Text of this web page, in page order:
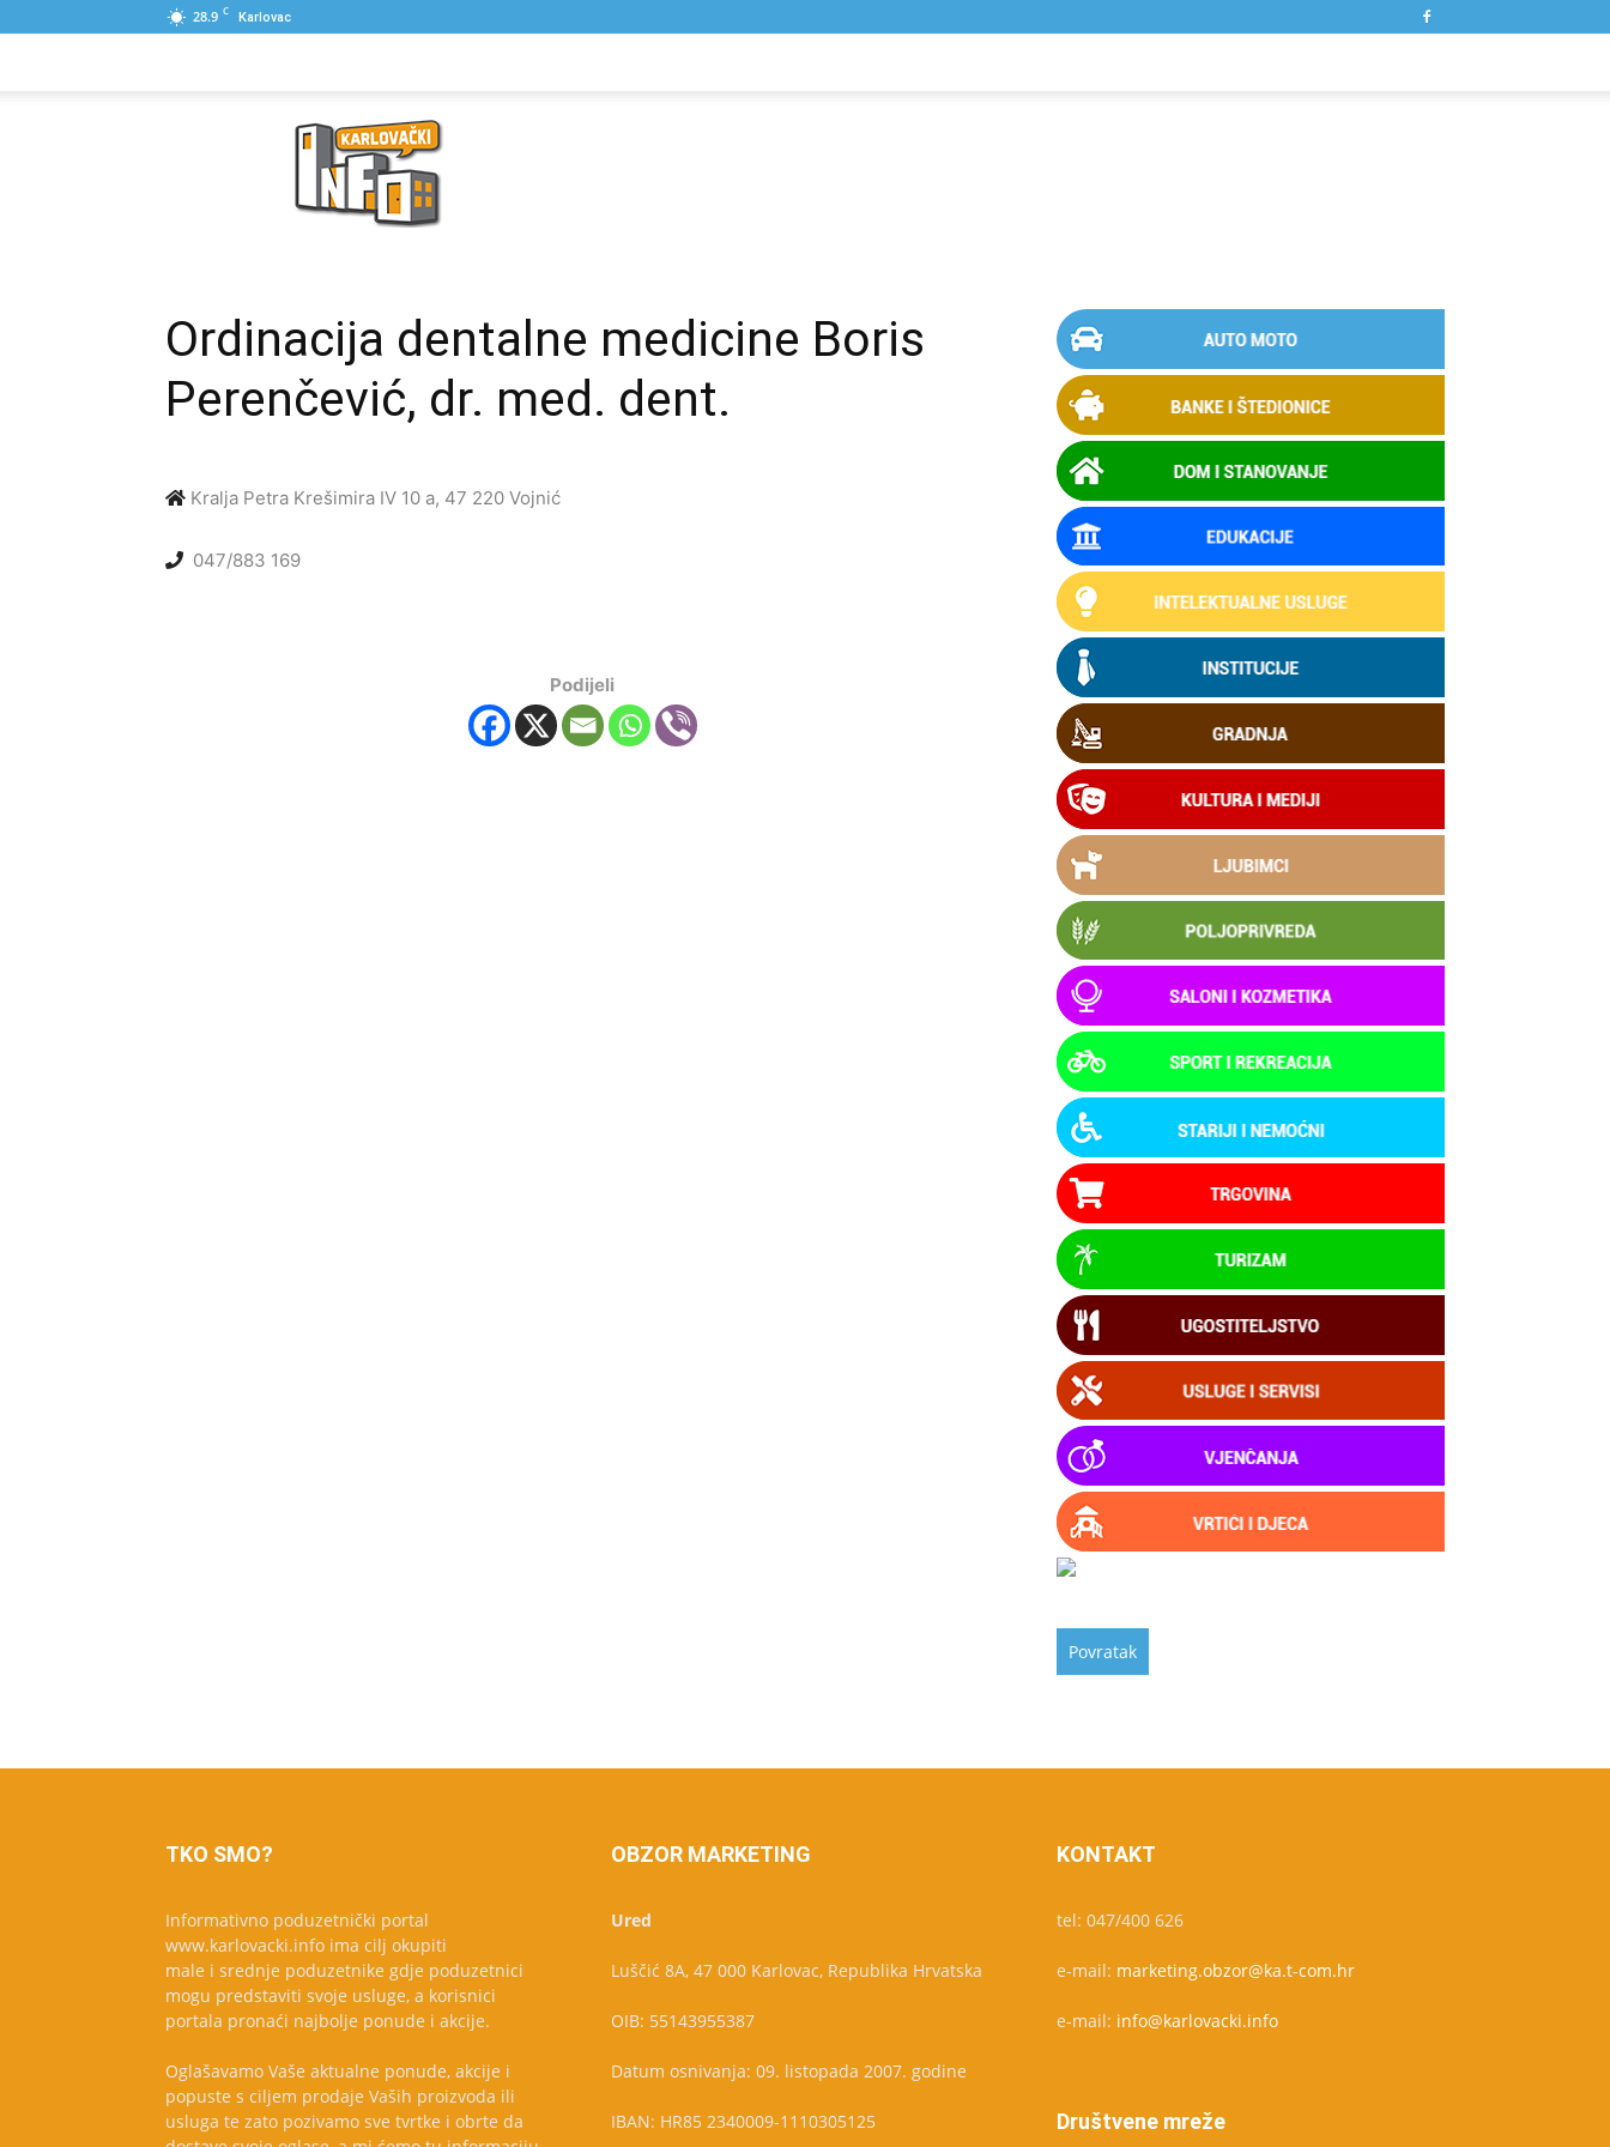
28.9 C Karlovac
Karlovački
Ordinacija dentalne medicine Boris
Perenčević, dr. med. dent.
Kralja Petra Krešimira IV 10 a, 47 220 Vojnić
047/883 169
Podijeli
TKO SMO?
Informativno poduzetnički portal
www.karlovacki.info ima cilj okupiti
male i srednje poduzetnike gdje poduzetnici
mogu predstaviti svoje usluge, a korisnici
portala pronaći najbolje ponude i akcije.
Oglašavamo Vaše aktualne ponude, akcije i
popuste s ciljem prodaje Vaših proizvoda ili
usluga te zato pozivamo sve tvrtke i obrte da
OBZOR MARKETING
Ured
Luščić 8A, 47 000 Karlovac, Republika Hrvatska
OIB: 55143955387
Datum osnivanja: 09. listopada 2007. godine
IBAN: HR85 2340009-1110305125
KONTAKT
tel: 047/400 626
e-mail: marketing.obzor@ka.t-com.hr
e-mail: info@karlovacki.info
Društvene mreže